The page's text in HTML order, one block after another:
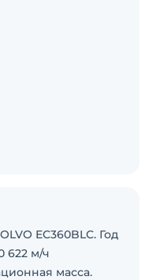
EC360BLC. Год
622 м/ч
масса.